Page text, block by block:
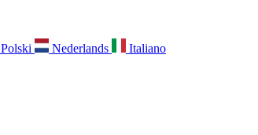
Polski Nederlands Italiano